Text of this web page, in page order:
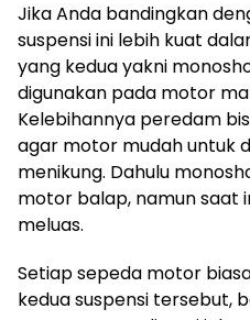
Jika Anda bandingkan
suspensi ini lebih kuat
yang kedua yakni
digunakan pada motor
Kelebihannya peredam
agar motor mudah untuk
menikung. Dahulu
motor balap, namun saat
meluas.
Setiap sepeda motor
kedua suspensi tersebut,